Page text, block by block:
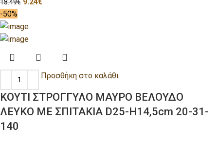
18.49€
-50%
Προσθήκη στο καλάθι
ΚΟΥΤΙ ΣΤΡΟΓΓΥΛΟ ΜΑΥΡΟ ΒΕΛΟΥΔΟ
ΛΕΥΚΟ ΜΕ ΣΠΙΤΑΚΙΑ D25-Η14,5cm 20-31-
140